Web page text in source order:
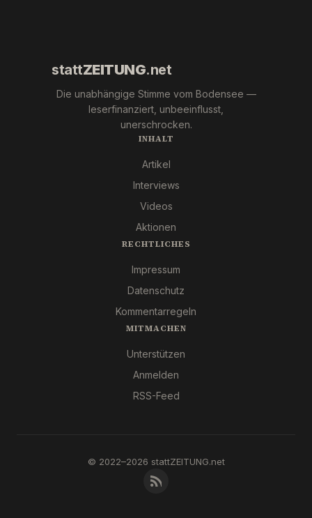
stattZEITUNG.net
Die unabhängige Stimme vom Bodensee —
leserfinanziert, unbeeinflusst,
unerschrocken.
INHALT
Artikel
Interviews
Videos
Aktionen
RECHTLICHES
Impressum
Datenschutz
Kommentarregeln
MITMACHEN
Unterstützen
Anmelden
RSS-Feed
© 2022–2026 stattZEITUNG.net